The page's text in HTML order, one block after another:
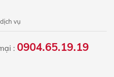
vụ
: 0904.65.19.19